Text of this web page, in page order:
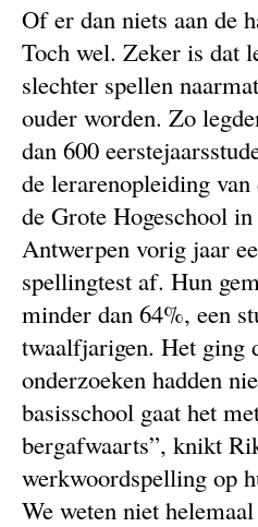
Of er dan niets aan de
Toch wel. Zeker is dat
slechter spellen
ouder worden. Zo
dan 600
de lerarenopleiding
de Grote Hogeschool in
Antwerpen vorig jaar
spellingtest af. Hun
minder dan 64%, een
twaalfjarigen. Het ging
onderzoeken hadden
basisschool gaat het
bergafwaarts”, knikt
werkwoordspelling op
We weten niet